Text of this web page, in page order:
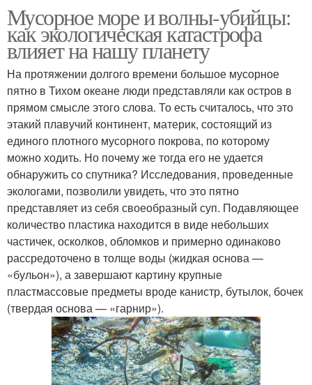
Мусорное море и волны-убийцы:
как экологическая катастрофа
влияет на нашу планету
На протяжении долгого времени большое мусорное
пятно в Тихом океане люди представляли как остров в
прямом смысле этого слова. То есть считалось, что это
этакий плавучий континент, материк, состоящий из
единого плотного мусорного покрова, по которому
можно ходить. Но почему же тогда его не удается
обнаружить со спутника? Исследования, проведенные
экологами, позволили увидеть, что это пятно
представляет из себя своеобразный суп. Подавляющее
количество пластика находится в виде небольших
частичек, осколков, обломков и примерно одинаково
рассредоточено в толще воды (жидкая основа —
«бульон»), а завершают картину крупные
пластмассовые предметы вроде канистр, бутылок, бочек
(твердая основа — «гарнир»).